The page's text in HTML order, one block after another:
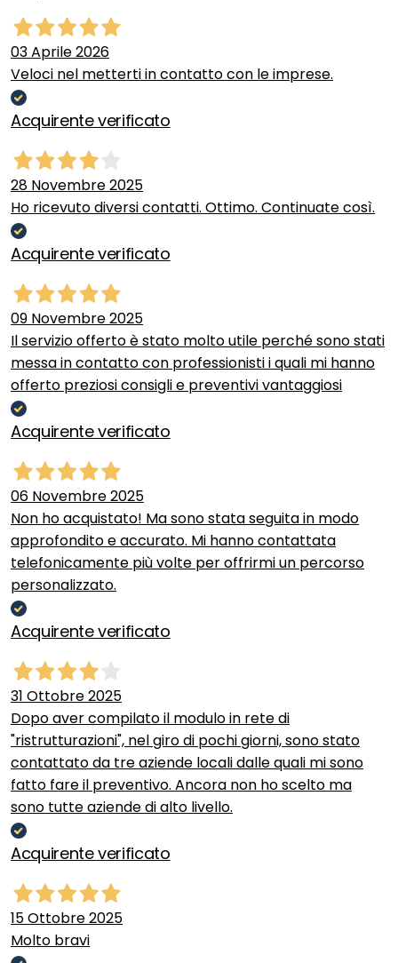
03 Aprile 2026
Veloci nel metterti in contatto con le imprese.
Acquirente verificato
28 Novembre 2025
Ho ricevuto diversi contatti. Ottimo. Continuate così.
Acquirente verificato
09 Novembre 2025
Il servizio offerto è stato molto utile perché sono stati
messa in contatto con professionisti i quali mi hanno
offerto preziosi consigli e preventivi vantaggiosi
Acquirente verificato
06 Novembre 2025
Non ho acquistato! Ma sono stata seguita in modo
approfondito e accurato. Mi hanno contattata
telefonicamente più volte per offrirmi un percorso
personalizzato.
Acquirente verificato
31 Ottobre 2025
Dopo aver compilato il modulo in rete di
"ristrutturazioni", nel giro di pochi giorni, sono stato
contattato da tre aziende locali dalle quali mi sono
fatto fare il preventivo. Ancora non ho scelto ma
sono tutte aziende di alto livello.
Acquirente verificato
15 Ottobre 2025
Molto bravi